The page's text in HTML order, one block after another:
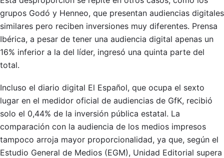
grupos Godó y Henneo, que presentan audiencias digitales
similares pero reciben inversiones muy diferentes. Prensa
Ibérica, a pesar de tener una audiencia digital apenas un
16% inferior a la del líder, ingresó una quinta parte del
total.
Incluso el diario digital El Español, que ocupa el sexto
lugar en el medidor oficial de audiencias de GfK, recibió
solo el 0,44% de la inversión pública estatal. La
comparación con la audiencia de los medios impresos
tampoco arroja mayor proporcionalidad, ya que, según el
Estudio General de Medios (EGM), Unidad Editorial supera